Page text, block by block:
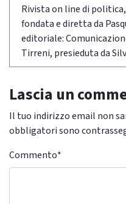
Rivista on line di
fondata e diretta da
editoriale:
Tirreni, presieduta da
Lascia un
Il tuo indirizzo email non
obbligatori sono
Commento*